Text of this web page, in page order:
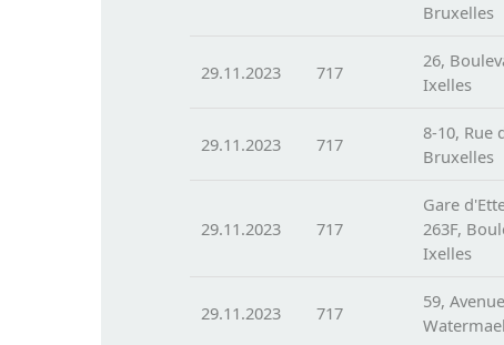
Bruxelles
29.11.2023 717
26,
Ixelles
29.11.2023 717
8-10, Rue
Bruxelles
29.11.2023 717
Gare
263F,
Ixelles
29.11.2023 717
59,